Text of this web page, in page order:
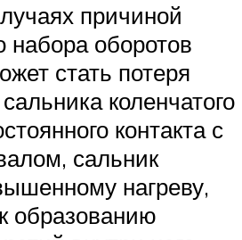
причиной
набора оборотов
стать потеря
коленчатого
контакта с
сальник
нагреву,
образованию